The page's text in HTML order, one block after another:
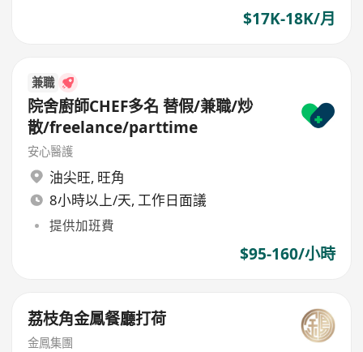
$17K-18K/月
兼職
院舍廚師CHEF多名 替假/兼職/炒
散/freelance/parttime
安心醫護
油尖旺, 旺角
8小時以上/天, 工作日面議
提供加班費
$95-160/小時
荔枝角金鳳餐廳打荷
金鳳集團